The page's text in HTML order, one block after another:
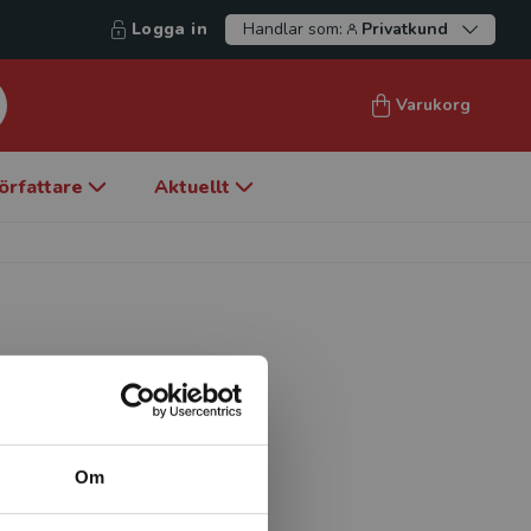
Om
Logga in Handlar som: Privatkund
Varukorg
Aktuellt
universitet och